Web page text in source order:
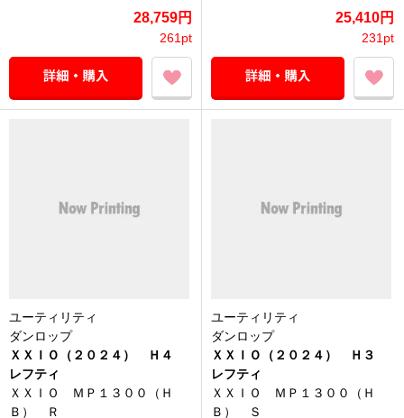
28,759円
261pt
25,410円
231pt
ユーティリティ
ダンロップ
ＸＸＩＯ（２０２４） Ｈ４
レフティ
ＸＸＩＯ ＭＰ１３００（Ｈ
Ｂ） Ｒ
ユーティリティ
ダンロップ
ＸＸＩＯ（２０２４） Ｈ３
レフティ
ＸＸＩＯ ＭＰ１３００（Ｈ
Ｂ） Ｓ